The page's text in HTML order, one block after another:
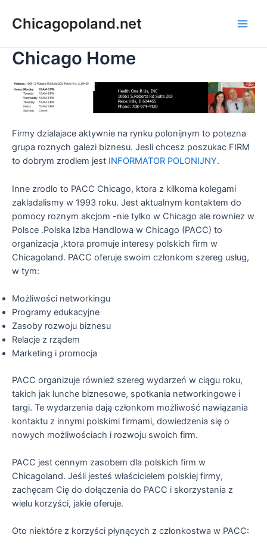
Chicagopoland.net
Chicago Home
Firmy dzialajace aktywnie na rynku polonijnym to potezna
grupa roznych galezi biznesu. Jesli chcesz poszukac FIRM
to dobrym zrodlem jest INFORMATOR POLONIJNY.
Inne zrodlo to PACC Chicago, ktora z kilkoma kolegami
zakladalismy w 1993 roku. Jest aktualnym kontaktem do
pomocy roznym akcjom -nie tylko w Chicago ale rowniez w
Polsce .Polska Izba Handlowa w Chicago (PACC) to
organizacja ,ktora promuje interesy polskich firm w
Chicagoland. PACC oferuje swoim członkom szereg usług,
w tym:
Możliwości networkingu
Programy edukacyjne
Zasoby rozwoju biznesu
Relacje z rządem
Marketing i promocja
PACC organizuje również szereg wydarzeń w ciągu roku,
takich jak lunche biznesowe, spotkania networkingowe i
targi. Te wydarzenia dają członkom możliwość nawiązania
kontaktu z innymi polskimi firmami, dowiedzenia się o
nowych możliwościach i rozwoju swoich firm.
PACC jest cennym zasobem dla polskich firm w
Chicagoland. Jeśli jesteś właścicielem polskiej firmy,
zachęcam Cię do dołączenia do PACC i skorzystania z
wielu korzyści, jakie oferuje.
Oto niektóre z korzyści płynących z członkostwa w PACC: